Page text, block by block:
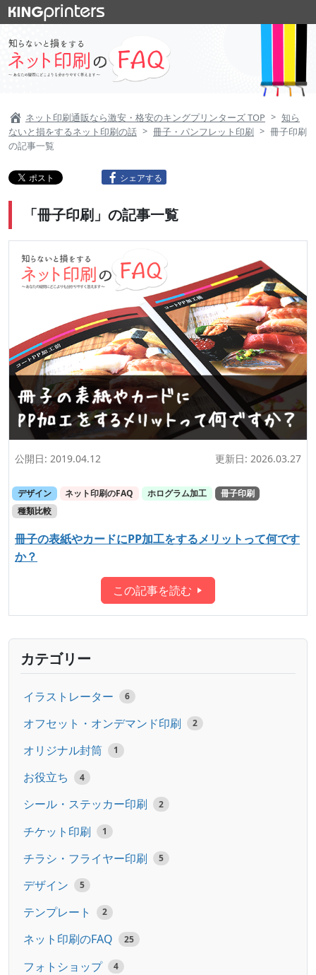
ネット印刷通販なら激安・格安のキングプリンターズ TOP
知ら
ないと損をするネット印刷の話
冊子・パンフレット印刷
冊子印刷
の記事一覧
シェアする
「冊子印刷」の記事一覧
公開日: 2019.04.12 更新日: 2026.03.27
デザイン ネット印刷のFAQ ホログラム加工
冊子印刷
種類比較
冊子の表紙やカードにPP加工をするメリットって何です
か？
この記事を読む
カテゴリー
イラストレーター 6
オフセット・オンデマンド印刷 2
オリジナル封筒 1
お役立ち 4
シール・ステッカー印刷 2
チケット印刷 1
チラシ・フライヤー印刷 5
デザイン 5
テンプレート 2
ネット印刷のFAQ 25
フォトショップ 4